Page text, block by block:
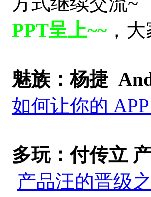
PPT呈上~~ ，
魅族：杨捷
如何让你的
多玩：付传立
产品汪的晋级